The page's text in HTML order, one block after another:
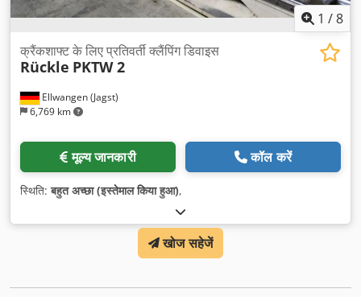
1 /8
Ellwangen (Jagst)
6,769 km
क्रैंकशाफ्ट के लिए प्रतिवर्ती क्लैंपिंग डिवाइस
Rückle PKTW 2
मूल्य जानकारी कॉल करें
स्थिति:बहुत अच्छा (इस्तेमाल किया हुआ),
खोज सहेजें